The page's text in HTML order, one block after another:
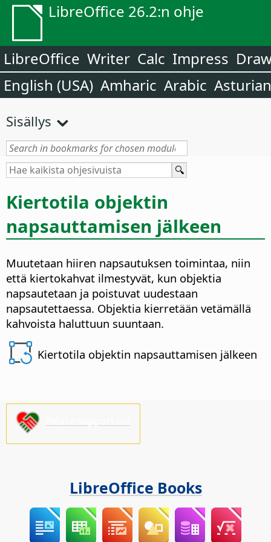
LibreOffice 26.2:n ohje
LibreOffice Writer Calc Impress
English (USA) Amharic Arabic Asturian
Sisällys
Kiertotila objektin
napsauttamisen jälkeen
Muutetaan hiiren napsautuksen toimintaa, niin
että kiertokahvat ilmestyvät, kun objektia
napsautetaan ja poistuvat uudestaan
napsautettaessa. Objektia kierretään vetämällä
kahvoista haluttuun suuntaan.
Kiertotila objektin napsauttamisen jälkeen
LibreOffice Books